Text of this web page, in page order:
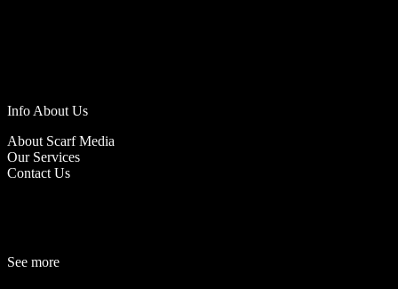
Info About Us
About Scarf Media
Our Services
Contact Us
See more